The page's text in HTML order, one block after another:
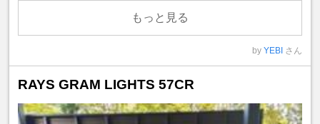
もっと見る
by YEBI さん
RAYS GRAM LIGHTS 57CR